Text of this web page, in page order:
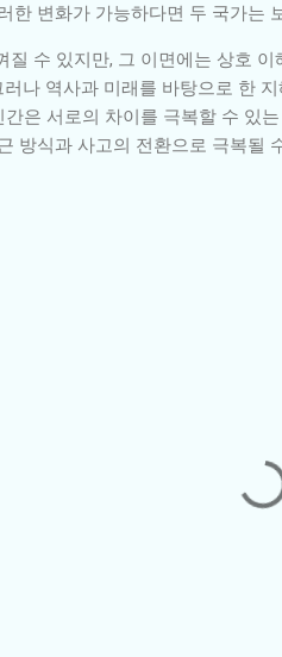
한 변화가 가능하다면 두 국가는
수 있지만, 그 이면에는 상호
나 역사과 미래를 바탕으로 한
은 서로의 차이를 극복할 수 있
방식과 사고의 전환으로 극복될